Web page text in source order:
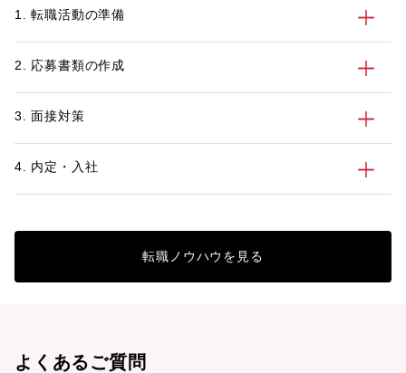
1. 転職活動の準備
2. 応募書類の作成
3. 面接対策
4. 内定・入社
転職ノウハウを見る
よくあるご質問